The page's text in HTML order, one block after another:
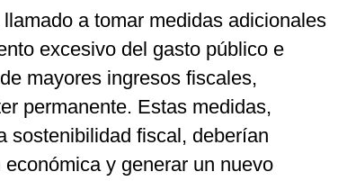
a tomar medidas adicionales
excesivo del gasto público e
mayores ingresos fiscales,
permanente. Estas medidas,
sostenibilidad fiscal, deberían
y generar un nuevo